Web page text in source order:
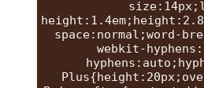
space:normal;word-
webkit-